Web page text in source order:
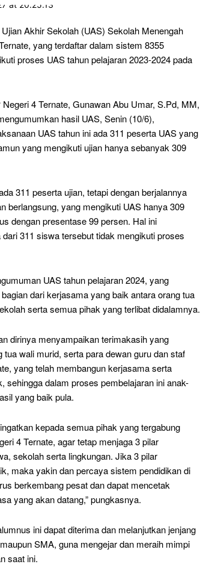
Akhir Sekolah (UAS) Sekolah Menengah
yang terdaftar dalam sistem 8355
proses UAS tahun pelajaran 2023-2024 pada
4 Ternate, Gunawan Abu Umar, S.Pd, MM,
hasil UAS, Senin (10/6),
UAS tahun ini ada 311 peserta UAS yang
yang mengikuti ujian hanya sebanyak 309
311 peserta ujian, tetapi dengan berjalannya
berlangsung, yang mengikuti UAS hanya 309
dengan presentase 99 persen. Hal ini
311 siswa tersebut tidak mengikuti proses
UAS tahun pelajaran 2024, yang
dari kerjasama yang baik antara orang tua
serta semua pihak yang terlibat didalamnya.
dirinya menyampaikan terimakasih yang
tua wali murid, serta para dewan guru dan staf
yang telah membangun kerjasama serta
sehingga dalam proses pembelajaran ini anak-
yang baik pula.
kepada semua pihak yang tergabung
4 Ternate, agar tetap menjaga 3 pilar
sekolah serta lingkungan. Jika 3 pilar
maka yakin dan percaya sistem pendidikan di
berkembang pesat dan dapat mencetak
yang akan datang,” pungkasnya.
ini dapat diterima dan melanjutkan jenjang
SMA, guna mengejar dan meraih mimpi
saat ini.